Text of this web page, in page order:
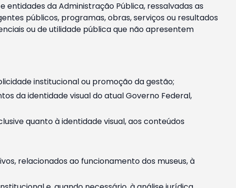
entidades da Administração Pública, ressalvadas as
públicos, programas, obras, serviços ou resultados
ou de utilidade pública que não apresentem
institucional ou promoção da gestão;
da identidade visual do atual Governo Federal,
quanto à identidade visual, aos conteúdos
relacionados ao funcionamento dos museus, à